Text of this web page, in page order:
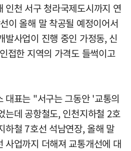
인천 서구 청라국제도시까지 연
이 올해 말 착공될 예정이어서
발사업이 진행 중인 가정동, 신
접한 지역의 가격도 들썩이고
대표는 "서구는 그동안 '교통의
는데 공항철도, 인천지하철 2호
하철 7호선 석남연장, 올해 말
사업까지 더해져 교통개선에 대